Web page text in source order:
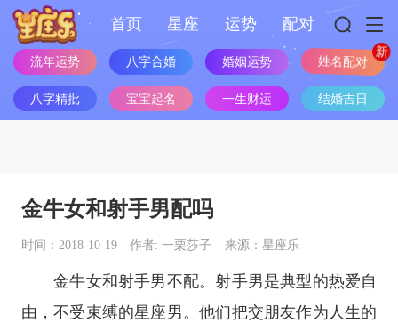
首页 星座 运势 配对
流年运势 八字合婚 婚姻运势 姓名配对
八字精批 宝宝起名 一生财运 结婚吉日
金牛女和射手男配吗
时间：2018-10-19 作者: 一栗莎子 来源：星座乐
金牛女和射手男不配。射手男是典型的热爱自
由，不受束缚的星座男。他们把交朋友作为人生的